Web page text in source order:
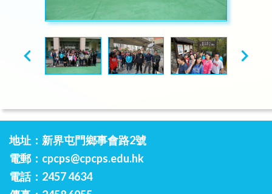
地址：新界屯門鄉事會路2號
電郵： cpcps@cpcps.edu.hk
電話：2457 4634